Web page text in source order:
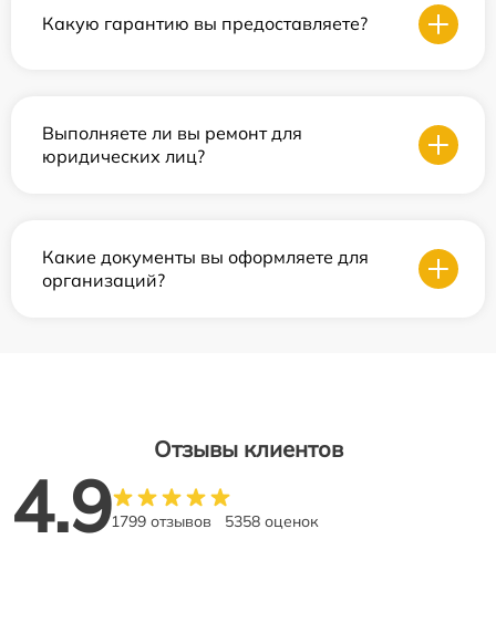
Какую гарантию вы предоставляете?
Выполняете ли вы ремонт для
юридических лиц?
Какие документы вы оформляете для
организаций?
Отзывы клиентов
4.91799 отзывов 5358 оценок